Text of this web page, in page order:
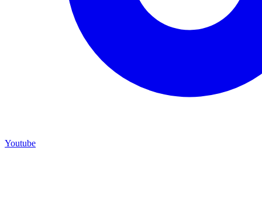
Youtube